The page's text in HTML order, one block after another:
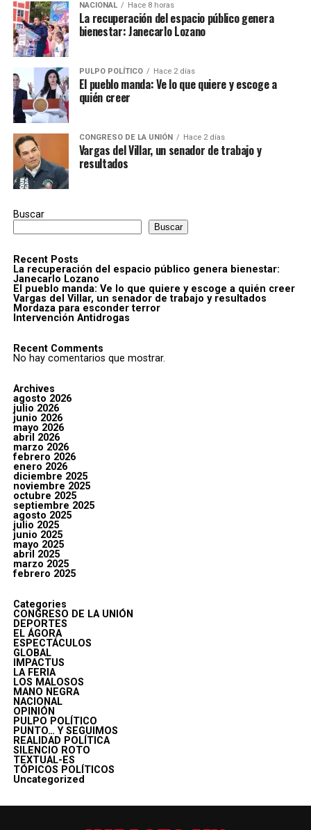
NACIONAL Hace 8 horas
La recuperación del espacio público genera
bienestar: Janecarlo Lozano
PULPO POLÍTICO Hace 2 días
El pueblo manda: Ve lo que quiere y escoge a
quién creer
CONGRESO DE LA UNIÓN Hace 2 días
Vargas del Villar, un senador de trabajo y
resultados
Buscar
Buscar
Recent Posts
La recuperación del espacio público genera bienestar:
Janecarlo Lozano
El pueblo manda: Ve lo que quiere y escoge a quién creer
Vargas del Villar, un senador de trabajo y resultados
Mordaza para esconder terror
Intervención Antidrogas
Recent Comments
No hay comentarios que mostrar.
Archives
agosto 2026
julio 2026
junio 2026
mayo 2026
abril 2026
marzo 2026
febrero 2026
enero 2026
diciembre 2025
noviembre 2025
octubre 2025
septiembre 2025
agosto 2025
julio 2025
junio 2025
mayo 2025
abril 2025
marzo 2025
febrero 2025
Categories
CONGRESO DE LA UNIÓN
DEPORTES
EL ÁGORA
ESPECTÁCULOS
GLOBAL
IMPACTUS
LA FERIA
LOS MALOSOS
MANO NEGRA
NACIONAL
OPINIÓN
PULPO POLÍTICO
PUNTO… Y SEGUIMOS
REALIDAD POLÍTICA
SILENCIO ROTO
TEXTUAL-ES
TÓPICOS POLÍTICOS
Uncategorized